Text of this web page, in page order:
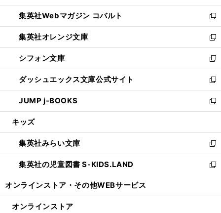
開
く
ウ
で
開
く
ン
ド
ウ
で
開
く
ウ
ィ
ン
ド
ウ
で
開
く
集英社Webマガジン コバルト
新
し
い
ウ
ィ
ン
ド
ウ
で
開
集英社オレンジ文庫
新
し
い
ウ
ィ
ン
ド
ウ
開
く
シフォン文庫
新
し
い
ウ
ィ
ン
ウ
で
開
く
ダッシュエックス文庫公式サイト
新
し
い
ウ
ン
ド
ウ
で
JUMP j-BOOKS
新
し
ウ
ィ
ン
ド
開
キッズ
集英社みらい文庫
新
し
い
ン
集英社の児童図書 S-KIDS.LAND
新
ウ
オンラインストア・ その他WEBサービス
オンラインストア